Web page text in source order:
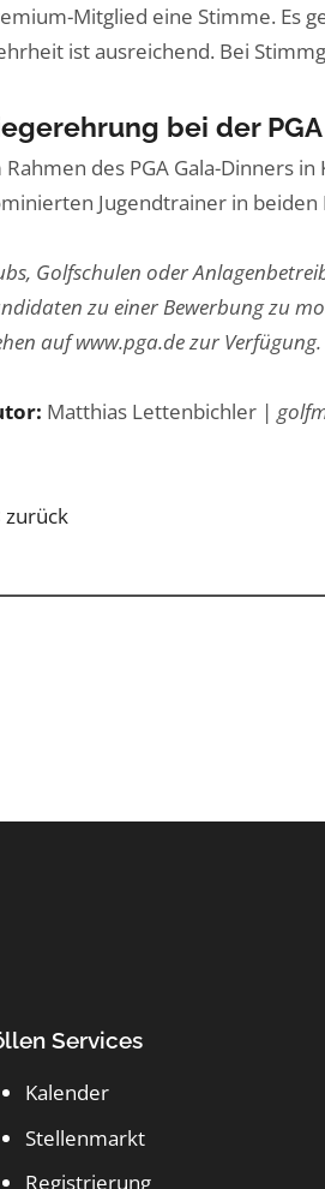
Mitglied eine Stimme. Es
ist ausreichend. Bei
bei der
Rahmen des PGA Gala-Dinners
Jugendtrainer in
Golfschulen oder
zu einer Bewerbung zu
auf www.pga.de zur
Matthias Lettenbichler |
zurück
Services
Kalender
Stellenmarkt
Registrierung